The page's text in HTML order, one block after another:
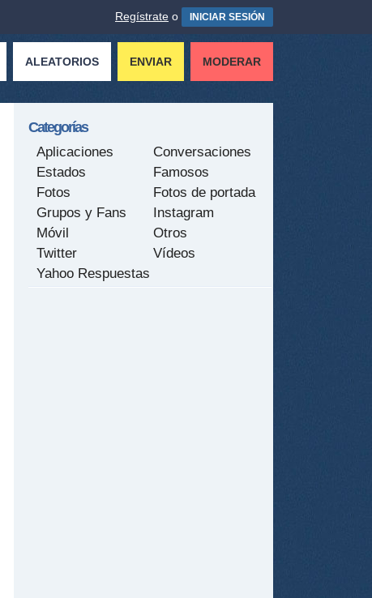
Regístrate o INICIAR SESIÓN
ALEATORIOS ENVIAR MODERAR
Categorías
Aplicaciones
Conversaciones
Estados
Famosos
Fotos
Fotos de portada
Grupos y Fans
Instagram
Móvil
Otros
Twitter
Vídeos
Yahoo Respuestas